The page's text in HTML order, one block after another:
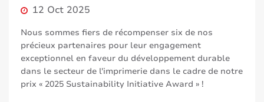
12 Oct 2025
Nous sommes fiers de récompenser six de nos
précieux partenaires pour leur engagement
exceptionnel en faveur du développement durable
dans le secteur de l'imprimerie dans le cadre de notre
prix « 2025 Sustainability Initiative Award » !